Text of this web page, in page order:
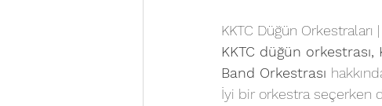
KKTC Düğün
KKTC düğün orkestrası,
Band Orkestrası
İyi bir orkestra seçerken